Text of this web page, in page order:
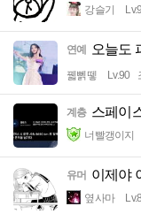
강슬기
연예 오늘도
꿻뻵뗗 Lv.90
계층 스페이
너빨갱이지
유머 이제야
옆사마